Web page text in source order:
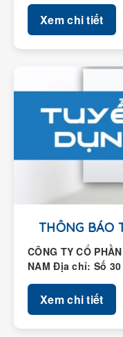
Xem chi tiết
THÔNG BÁO
CÔNG TY CỔ
NAM Địa chỉ: Số
Xem chi tiết